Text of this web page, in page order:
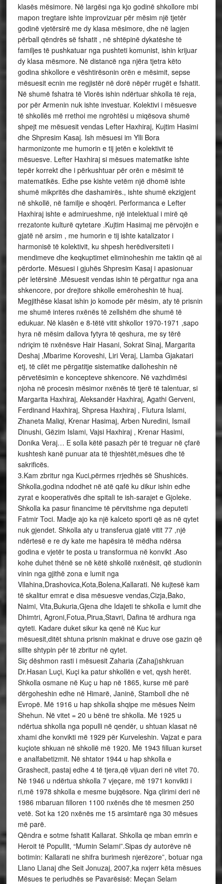
klasës mësimore. Në largësi nga kjo godinë shkollore mbi
mapon tregtare ishte improvizuar për mësim një tjetër
godinë vjetërsirë me dy klasa mësimore, dhe në lagjen
përball qëndrës së fshatit , në shtëpinë dykatëshe të
familjes të pushkatuar nga pushteti komunist, ishin krijuar
dy klasa mësmore. Në distancë nga njëra tjetra këto
godina shkollore e vështirësonin orën e mësimit, sepse
mësuesit ecnin me regjistër në dorë nëpër rrugët e fshatit.
Në shumë fshatra të Vlorës ishin ndërtuar shkolla të reja,
por për Armenin nuk ishte investuar. Kolektivi i mësuesve
të shkollës më rrethoi me ngrohtësi u miqësova shumë
shpejt me mësuesit vendas Lefter Haxhiraj, Kujtim Hasimi
dhe Shpresim Kasaj. Ish mësuesi im Ylli Bora
harmonizonte me humorin e tij jetën e kolektivit të
mësuesve. Lefter Haxhiraj si mësues matematike ishte
tepër korrekt dhe i përkushtuar për orën e mësimit të
matematikës. Edhe pse kishte vetëm një dhomë ishte
shumë mikpritës dhe dashamirës., ishte shumë ekzigjent
në shkollë, në familje e shoqëri. Performanca e Lefter
Haxhiraj ishte e admirueshme, një intelektual i mirë që
rrezatonte kulturë qytetare .Kujtim Hasimaj me përvojën e
gjatë në arsim , me humorin e tij ishte katalizator i
harmonisë të kolektivit, ku shpesh herëdiversiteti i
mendimeve dhe keqkuptimet eliminoheshin me taktin që ai
përdorte. Mësuesi i gjuhës Shpresim Kasaj i apasionuar
për letërsinë .Mësuesit vendas ishin të përgatitur nga ana
shkencore, por drejtore shkolle emëroheshin të huaj.
Megjithëse klasat ishin jo komode për mësim, aty të prisnin
me shumë interes nxënës të zellshëm dhe shumë të
edukuar. Në klasën e 8-tëtë vitit shkollor 1970-1971 ,sapo
hyra në mësim dallova fytyra të qeshura, me sy tërë
ndriçim të nxënësve Hair Hasani, Sokrat Sinaj, Margarita
Deshaj ,Mbarime Koroveshi, Liri Veraj, Llamba Gjakatari
etj, të cilët me përgatitje sistematike dalloheshin në
përvetësimin e koncepteve shkencore. Në vazhdimësi
njoha në procesin mësimor nxënës të tjerë të talentuar, si
Margarita Haxhiraj, Aleksandër Haxhiraj, Agathi Gerveni,
Ferdinand Haxhiraj, Shpresa Haxhiraj , Flutura Islami,
Zhaneta Maliqi, Krenar Hasimaj, Arben Nuredini, Ismail
Dinushi, Gëzim Islami, Vajsi Haxhiraj , Krenar Hasimi,
Donika Veraj… E solla këtë pasazh për të treguar në çfarë
kushtesh kanë punuar ata të thjeshtët,mësues dhe të
sakrificës.
3.Kam zbritur nga Kuci,përmes rrjedhës së Shushicës.
Shkolla,godina ndodhet në atë qafë ku dikur ishin edhe
zyrat e kooperativës dhe spitali te ish-sarajet e Gjoleke.
Shkolla ka pasur financime të përvitshme nga deputeti
Fatmir Toci. Madje ajo ka një kalceto sporti që as në qytet
nuk gjendet. Shkolla aty u transferua gjatë vitit 77 ,një
ndërtesë e re dy kate me hapësira të mëdha ndërsa
godina e vjetër te posta u transformua në konvikt .Aso
kohe duhet thënë se në këtë shkollë nxënësit, që studionin
vinin nga gjithë zona e lumit nga
Vllahina,Drashovica,Kota,Bolena,Kallarati. Në kujtesë kam
të skalitur emrat e disa mësuesve vendas,Cizja,Bako,
Naimi, Vita,Bukuria,Gjena dhe Idajeti te shkolla e lumit dhe
Dhimtri, Agroni,Fotua,Pirua,Stavri, Dafina të ardhura nga
qyteti. Kadare duket sikur ka qenë në Kuc kur
mësuesit,ditët shtuna prisnin makinat e druve ose gazin që
sillte shtypin për të zbritur në qytet.
Siç dëshmon rasti i mësuesit Zaharia (Zahaj)shkruan
Dr.Hasan Luçi, Kuçi ka patur shkollën e vet, qysh herët.
Shkolla osmane në Kuç u hap në 1865, kurse më parë
dërgoheshin edhe në Himarë, Janinë, Stamboll dhe në
Evropë. Më 1916 u hap shkolla shqipe me mësues Neim
Shehun. Në vitet = 20 u bënë tre shkolla. Më 1925 u
ndërtua shkolla nga populli në qendër, u shtuan klasat në
xhami dhe konvikti më 1929 për Kurveleshin. Vajzat e para
kuçiote shkuan në shkollë më 1920. Më 1943 filluan kurset
e analfabetizmit. Në shtator 1944 u hap shkolla e
Grashecit, pastaj edhe 4 të tjera,që vijuan deri në vitet 70.
Në 1946 u ndërtua shkolla 7 vjeçare, më 1971 konvikti i
ri,më 1978 shkolla e mesme bujqësore. Nga çlirimi deri në
1986 mbaruan filloren 1100 nxënës dhe të mesmen 250
vetë. Sot ka 120 nxënës me 15 arsimtarë nga 30 mësues
më parë.
Qëndra e sotme fshatit Kallarat. Shkolla qe mban emrin e
Heroit të Popullit, “Mumin Selami”.Sipas dy autorëve në
botimin: Kallarati ne shifra burimesh njerëzore”, botuar nga
Llano Llanaj dhe Seit Jonuzaj, 2007,ka nxjerr këta mësues
Mësues te periudhës se Pavarësisë: Meçan Selam